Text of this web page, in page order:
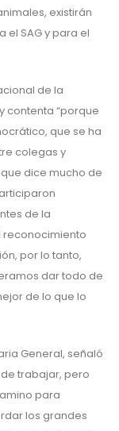
existirán
SAG y para el
de la
contenta “porque
que se ha
colegas y
dice mucho de
de la
reconocimiento
por lo tanto,
dar todo de
de lo que lo
General, señaló
trabajar, pero
para
los grandes